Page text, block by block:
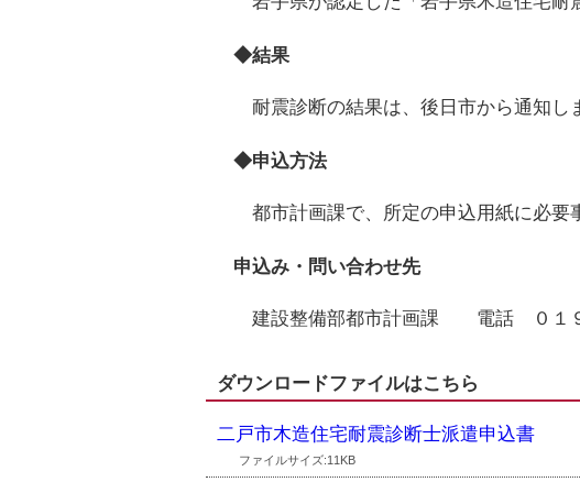
◆結果
耐震診断の結果は、後日市から通知し
◆申込方法
都市計画課で、所定の申込用紙に必要
申込み・問い合わせ先
建設整備部都市計画課 電話 ０１９
ダウンロードファイルはこちら
二戸市木造住宅耐震診断士派遣申込書
ファイルサイズ:11KB